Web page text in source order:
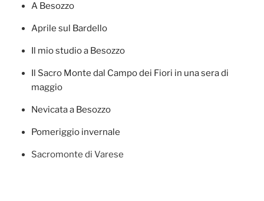
A Besozzo
Aprile sul Bardello
Il mio studio a Besozzo
Il Sacro Monte dal Campo dei Fiori in una sera di
maggio
Nevicata a Besozzo
Pomeriggio invernale
Sacromonte di Varese